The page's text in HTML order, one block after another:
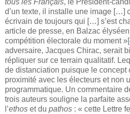
tous les Français, le Président-
d’un texte, il installe une image […]
écrivain de toujours qui […] s’est
article de presse, en Balzac
compétition électorale du moment »
adversaire, Jacques Chirac, serait
répliquer sur ce terrain qualitatif.
de distanciation puisque le concept
proximité avec les électeurs et non
programmatique. Un commentaire
trois auteurs souligne la parfaite
l’ethos et du pathos : « cette Lettre